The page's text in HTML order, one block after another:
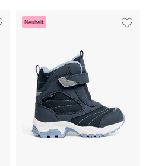
Neuheit